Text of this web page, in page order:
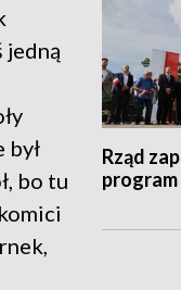
Rząd
jedną
był
bo tu